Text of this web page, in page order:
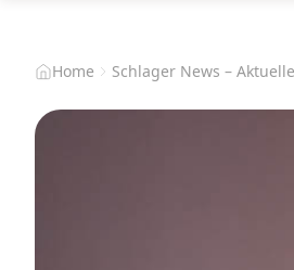
Home Schlager News –